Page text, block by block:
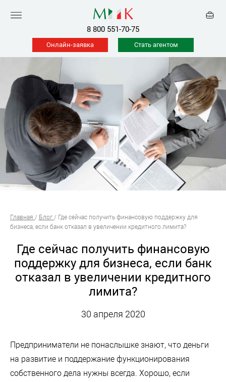
8 800 551-70-75
Онлайн-заявка Стать агентом
Главная / Блог / Где сейчас получить финансовую поддержку для
бизнеса, если банк отказал в увеличении кредитного лимита?
Где сейчас получить финансовую
поддержку для бизнеса, если банк
отказал в увеличении кредитного
лимита?
30 апреля 2020
Предприниматели не понаслышке знают, что деньги
на развитие и поддержание функционирования
собственного дела нужны всегда. Хорошо, если